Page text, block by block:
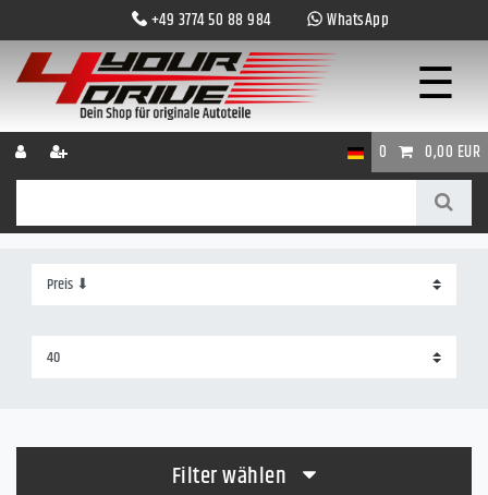
+49 3774 50 88 984 WhatsApp
☰
0 0,00 EUR
Filter wählen